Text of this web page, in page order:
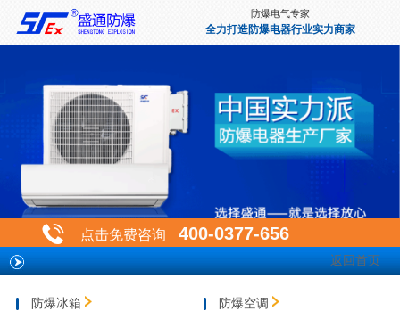
防爆电气专家
全力打造防爆电器行业实力商家
点击免费咨询 400-0377-656
返回首页
防爆冰箱 防爆空调